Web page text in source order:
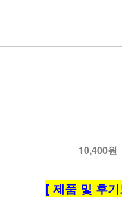
10,400원
[ 제품 및 후